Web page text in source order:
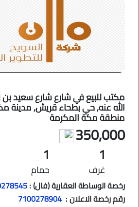
مكتب للبيع في شارع شارع سعيد
الله عنه, حي بطحاء قريش, مدينة
منطقة مكة المكرمة
350,000
1
غرف
1
حمام
رخصة الوساطة العقارية (فال) :
رقم رخصة الاعلان : 7100278904